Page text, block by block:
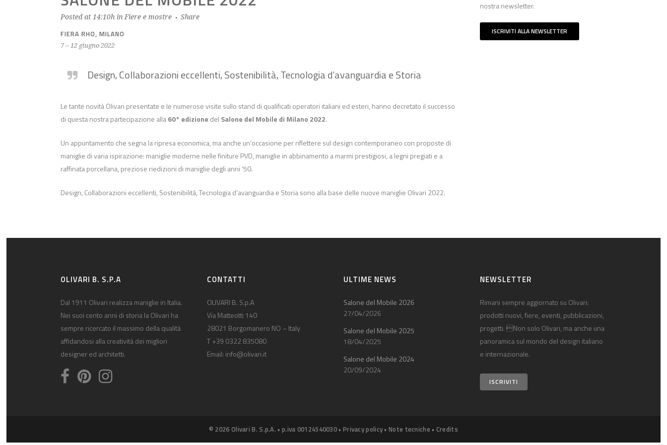
Posted at 14:10h inFiere e mostre Share
FIERA RHO, MILANO
7 – 12 giugno 2022
Design, Collaborazioni eccellenti, Sostenibilità, Tecnologia d’avanguardia e Storia
Le tante novità Olivari presentate e le numerose visite sullo stand di qualificati operatori italiani ed esteri, hanno decretato il successo
di questa nostra partecipazione alla60° edizione del Salone del Mobile di Milano 2022.
Un appuntamento che segna la ripresa economica, ma anche un’occasione per riflettere sul design contemporaneo con proposte di
maniglie di varia ispirazione: maniglie moderne nelle finiture PVD, maniglie in abbinamento a marmi prestigiosi, a legni pregiati e a
raffinata porcellana, preziose riedizioni di maniglie degli anni ‘50.
Design, Collaborazioni eccellenti, Sostenibilità, Tecnologia d’avanguardia e Storia sono alla base delle nuove maniglie Olivari 2022.
nostra newsletter.
ISCRIVITI ALLA NEWSLETTER
OLIVARI B. S.P.A
Dal 1911 Olivari realizza maniglie in Italia.
Nei suoi cento anni di storia la Olivari ha
sempre ricercato il massimo della qualità
affidandosi alla creatività dei migliori
designer ed architetti.
CONTATTI
OLIVARI B. S.p.A
Via Matteotti 140
28021 Borgomanero NO – Italy
T +39 0322 835080
Email: info@olivari.it
ULTIME NEWS
Salone del Mobile 2026
27/04/2026
Salone del Mobile 2025
18/04/2025
Salone del Mobile 2024
20/09/2024
NEWSLETTER
Rimani sempre aggiornato su Olivari:
prodotti nuovi, fiere, eventi, pubblicazioni,
progetti. Non solo Olivari, ma anche una
panoramica sul mondo del design italiano
e internazionale.
ISCRIVITI
© 2026 Olivari B. S.p.A. • p.iva 00124540030 • Privacy policy •Note tecniche • Credits